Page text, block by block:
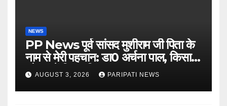
NEWS
PP News पूर्व सांसद मुशीराम जी पिता के
नाम से मेरी पहचान: डा0 अर्चना पाल, किसान
चौपाल में दिया परिचय
AUGUST 3, 2026 PARIPATI NEWS